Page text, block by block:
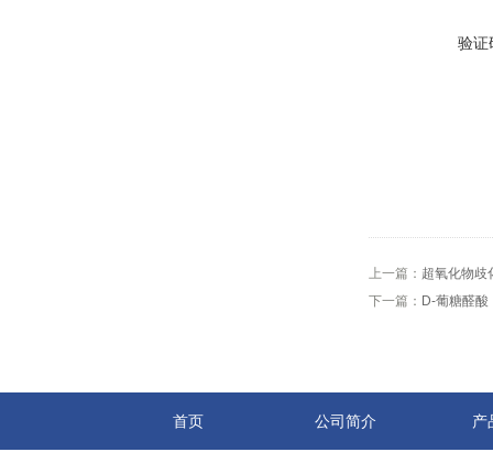
验证
上一篇： 超氧化物歧
下一篇： D-葡糖醛
首页 公司简介 产